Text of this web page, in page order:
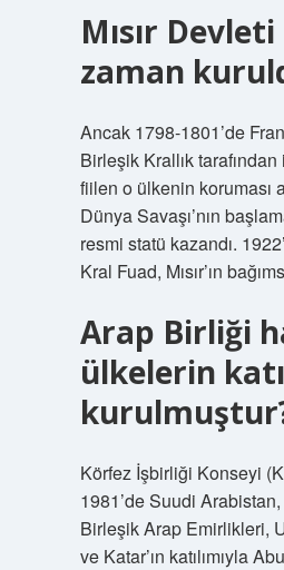
Mısır
zaman
Ancak 1798-1801’de
Birleşik Krallık
fiilen o ülkenin koruması
Dünya Savaşı’nın
resmi statü kazandı.
Kral Fuad, Mısır’ın
Arap Birliği
ülkelerin
Körfez İşbirliği Konseyi
1981’de Suudi
Birleşik Arap Emirlikleri,
ve Katar’ın katılımıyla